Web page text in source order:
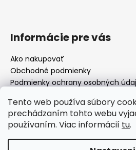
Tento web používa súbory
prechádzaním tohto webu
používaním. Viac informácií tu.
Informácie pre vás
Ako nakupovať
Obchodné podmienky
Podmienky ochrany osobných